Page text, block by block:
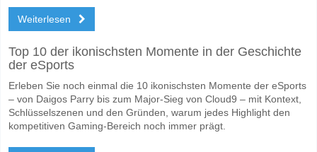
Ja für Beide Teams Erzielen, mit einem Prozentsatz von 69%.
Wofür ist die richtige Ergebnisprognose San Antonio
Auf der riskanten Seite, können Sie das Korrektes Ergebnis von
Weiterlesen
Top 10 der ikonischsten Momente in der Geschichte
der eSports
Erleben Sie noch einmal die 10 ikonischsten Momente der eSports
– von Daigos Parry bis zum Major-Sieg von Cloud9 – mit Kontext,
Schlüsselszenen und den Gründen, warum jedes Highlight den
kompetitiven Gaming-Bereich noch immer prägt.